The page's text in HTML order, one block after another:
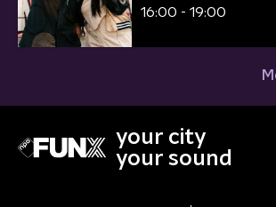
16:00 - 19:00
your city
your sound